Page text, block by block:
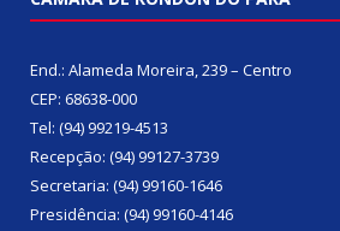
End.: Alameda Moreira, 239 – Centro
CEP: 68638-000
Tel: (94) 99219-4513
Recepção: (94) 99127-3739
Secretaria: (94) 99160-1646
Presidência: (94) 99160-4146